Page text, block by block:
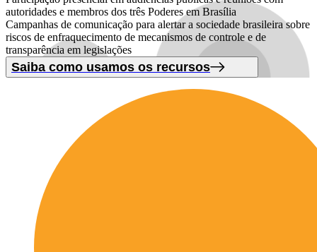
autoridades e membros dos três Poderes em Brasília
Campanhas de comunicação para alertar a sociedade brasileira sobre
riscos de enfraquecimento de mecanismos de controle e de
transparência em legislações
Saiba como usamos os recursos